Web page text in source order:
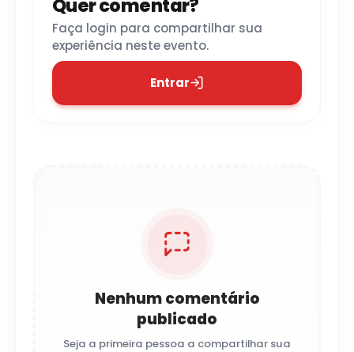
Quer comentar?
Faça login para compartilhar sua
experiência neste evento.
Entrar
Nenhum comentário
publicado
Seja a primeira pessoa a compartilhar sua